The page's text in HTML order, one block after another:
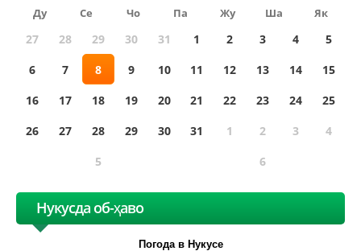
Ду Се Чо Па Жу Ша Як
27 28 29 30 31 1 2 3 4
5
6
7 8 9 10 11 12 13 14
15
16
17 18 19 20 21 22 23 24
25
26
27 28 29 30 31 1 2 3
4
5
6
Нукусда об-ҳаво
Погода в Нукусе